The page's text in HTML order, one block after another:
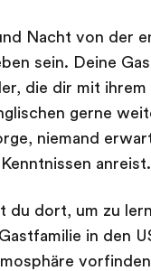
Nacht von der
sein. Deine
die dir mit ihrem
gerne
niemand
anreist.
du dort, um zu
in den